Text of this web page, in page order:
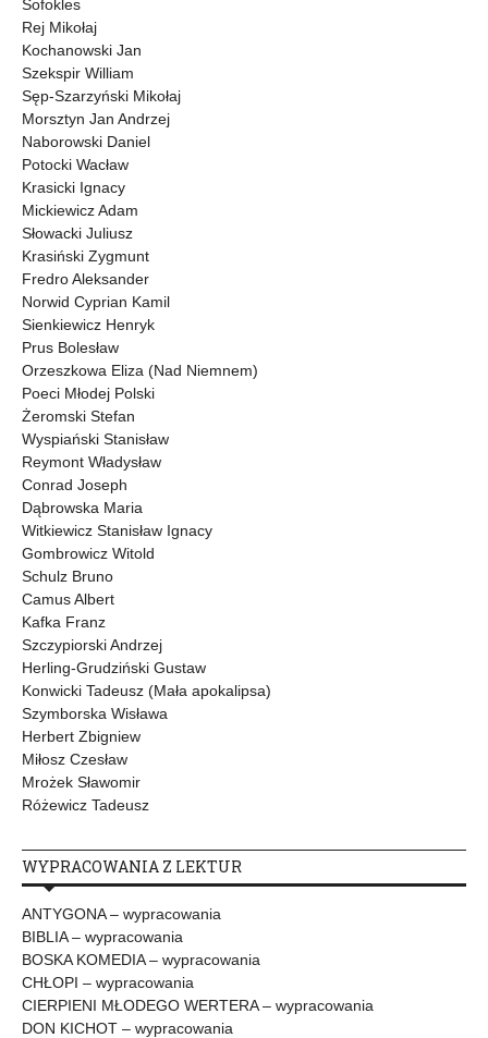
Sofokles
Rej Mikołaj
Kochanowski Jan
Szekspir William
Sęp-Szarzyński Mikołaj
Morsztyn Jan Andrzej
Naborowski Daniel
Potocki Wacław
Krasicki Ignacy
Mickiewicz Adam
Słowacki Juliusz
Krasiński Zygmunt
Fredro Aleksander
Norwid Cyprian Kamil
Sienkiewicz Henryk
Prus Bolesław
Orzeszkowa Eliza (Nad Niemnem)
Poeci Młodej Polski
Żeromski Stefan
Wyspiański Stanisław
Reymont Władysław
Conrad Joseph
Dąbrowska Maria
Witkiewicz Stanisław Ignacy
Gombrowicz Witold
Schulz Bruno
Camus Albert
Kafka Franz
Szczypiorski Andrzej
Herling-Grudziński Gustaw
Konwicki Tadeusz (Mała apokalipsa)
Szymborska Wisława
Herbert Zbigniew
Miłosz Czesław
Mrożek Sławomir
Różewicz Tadeusz
WYPRACOWANIA Z LEKTUR
ANTYGONA – wypracowania
BIBLIA – wypracowania
BOSKA KOMEDIA – wypracowania
CHŁOPI – wypracowania
CIERPIENI MŁODEGO WERTERA – wypracowania
DON KICHOT – wypracowania